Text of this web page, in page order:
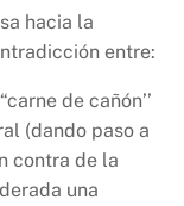
hacia la
entre:
de cañón’’
(dando paso a
contra de la
una